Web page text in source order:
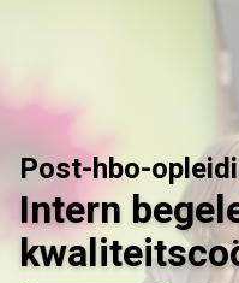
Post-hbo-
Intern